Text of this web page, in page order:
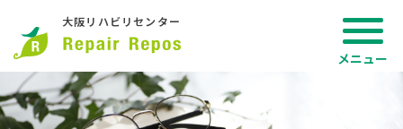
大阪リハビリセンター